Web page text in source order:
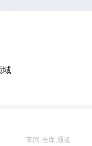
域
车间,仓库,通道